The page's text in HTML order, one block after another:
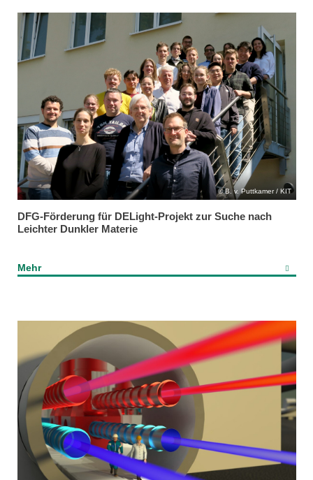
B. v. Puttkamer / KIT
DFG-Förderung für DELight-Projekt zur Suche nach
Leichter Dunkler Materie
Mehr